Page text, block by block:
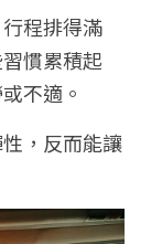
程排得滿
慣累積起
不適。
，反而能讓